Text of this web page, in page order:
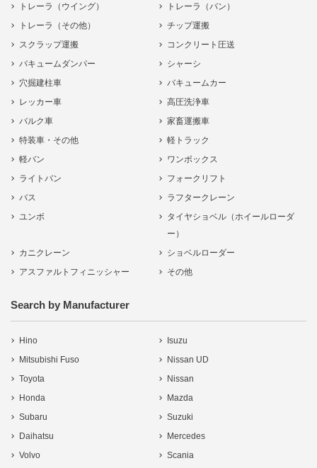
トレーラ（ウイング）
トレーラ（バン）
トレーラ（その他）
チップ運搬
スクラップ運搬
コンクリート圧送
バキュームダンパー
シャーシ
穴掘建柱車
バキュームカー
レッカー車
高圧洗浄車
バルク車
家畜運搬車
特装車・その他
軽トラック
軽バン
ワンボックス
ライトバン
フォークリフト
バス
ラフタークレーン
ユンボ
タイヤショベル（ホイールローダ
ー）
カニクレーン
ショベルローダー
アスファルトフィニッシャー
その他
Search by Manufacturer
Hino
Isuzu
Mitsubishi Fuso
Nissan UD
Toyota
Nissan
Honda
Mazda
Subaru
Suzuki
Daihatsu
Mercedes
Volvo
Scania